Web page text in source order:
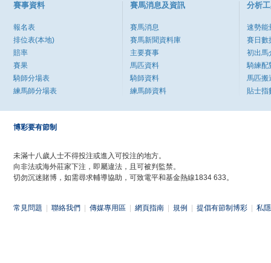
賽事資料
報名表
排位表(本地)
賠率
賽果
騎師分場表
練馬師分場表
賽馬消息及資訊
賽馬消息
賽馬新聞資料庫
主要賽事
馬匹資料
騎師資料
練馬師資料
分析
速勢能
賽日數
初出馬
騎練配
馬匹搬
貼士指
博彩要有節制
未滿十八歲人士不得投注或進入可投注的地方。
向非法或海外莊家下注，即屬違法，且可被判監禁。
切勿沉迷賭博，如需尋求輔導協助，可致電平和基金熱線1834 633。
常見問題 聯絡我們 傳媒專用區 網頁指南 規例 提倡有節制博彩 私